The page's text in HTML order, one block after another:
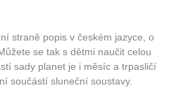
straně popis v českém jazyce, o
se tak s dětmi naučit celou
sady planet je i měsíc a trpasličí
součástí sluneční soustavy.